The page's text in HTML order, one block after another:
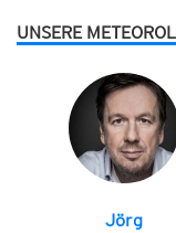
UNSERE
Jörg